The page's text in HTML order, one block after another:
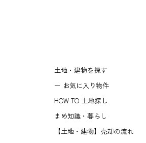
土地・建物を探す
ー お気に入り物件
HOW TO 土地探し
まめ知識・暮らし
【土地・建物】売却の流れ